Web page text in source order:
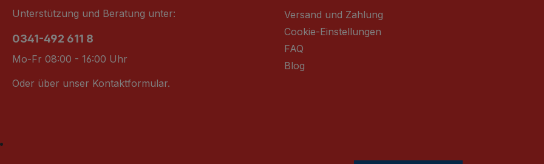
Unterstützung und Beratung unter:
0341-492 611 8
Mo-Fr 08:00 - 16:00 Uhr
Oder über unser Kontaktformular.
Versand und Zahlung
Cookie-Einstellungen
FAQ
Blog